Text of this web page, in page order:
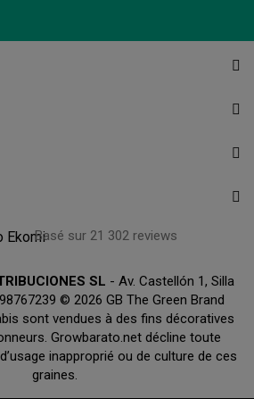
Basé sur 21 302 reviews
SL - Av. Castellón 1, Silla
© 2026 GB The Green Brand
sont vendues à des fins décoratives
Growbarato.net décline toute
inapproprié ou de culture de ces
graines.